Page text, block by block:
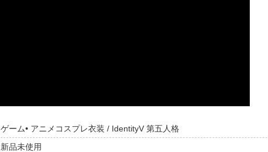
ゲーム• アニメコスプレ衣装 / IdentityV 第五人格
新品未使用